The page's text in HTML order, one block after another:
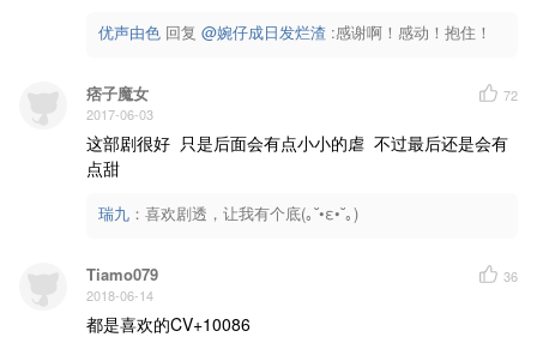
优声由色 回复 @婉仔成日发烂渣 :感谢啊！感动！抱住！
痞子魔女
2017-06-03
72
这部剧很好  只是后面会有点小小的虐  不过最后还是会有
点甜
瑞九 ： 喜欢剧透，让我有个底(｡˘•ε•˘｡)
Tiamo079
2018-06-14
36
都是喜欢的CV+10086